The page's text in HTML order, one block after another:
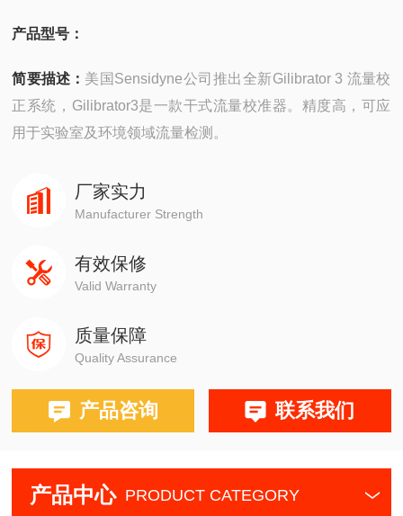
产品型号：
简要描述： 美国Sensidyne公司推出全新Gilibrator 3 流量校
正系统，Gilibrator3是一款干式流量校准器。精度高，可应
用于实验室及环境领域流量检测。
厂家实力
Manufacturer Strength
有效保修
Valid Warranty
质量保障
Quality Assurance
产品咨询 联系我们
产品中心 PRODUCT CATEGORY